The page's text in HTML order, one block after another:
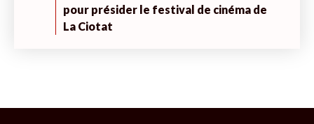
pour présider le festival de cinéma de
La Ciotat